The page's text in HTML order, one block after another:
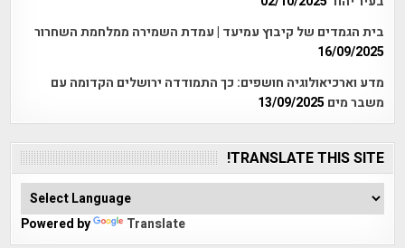
בית הגמדים של קיבוץ עמיעד | עמדת השמירה ממלחמת השחרור
16/09/2025
מדע וארכיאולוגיה חושפים: כך התמודדה ירושלים הקדומה עם
משבר מים 13/09/2025
TRANSLATE THIS SITE!
Powered by Translate